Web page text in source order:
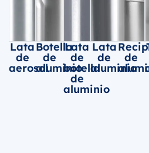
Lata
de
aerosol
Botella
de
aluminio
Lata
de
botella
de
aluminio
Lata
de
aluminio
de